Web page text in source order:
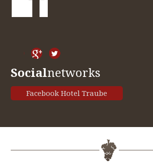
Socialnetworks
Facebook Hotel Traube